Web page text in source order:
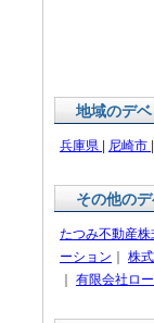
地域のデ
兵庫県 尼崎市
その他の
たつみ不動産株
ーション
株
有限会社ロ